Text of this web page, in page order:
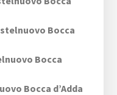
Bocca
Bocca
Bocca d’Adda